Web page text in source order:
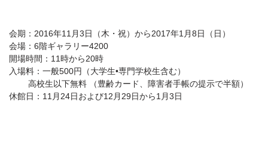
会期：2016年11月3日（木・祝）から2017年1月8日（日）
会場：6階ギャラリー4200
開場時間：11時から20時
入場料：一般500円（大学生•専門学校生含む）
高校生以下無料 （豊齢カード、障害者手帳の提示で半額）
休館日：11月24日および12月29日から1月3日